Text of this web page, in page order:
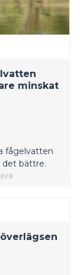
minskat
fågelvatten
det bättre.